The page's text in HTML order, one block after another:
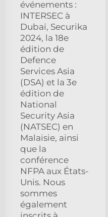
événements :
INTERSEC à
Dubaï, Securika
2024, la 18e
édition de
Defence
Services Asia
(DSA) et la 3e
édition de
National
Security Asia
(NATSEC) en
Malaisie, ainsi
que la
conférence
NFPA aux États-
Unis. Nous
sommes
également